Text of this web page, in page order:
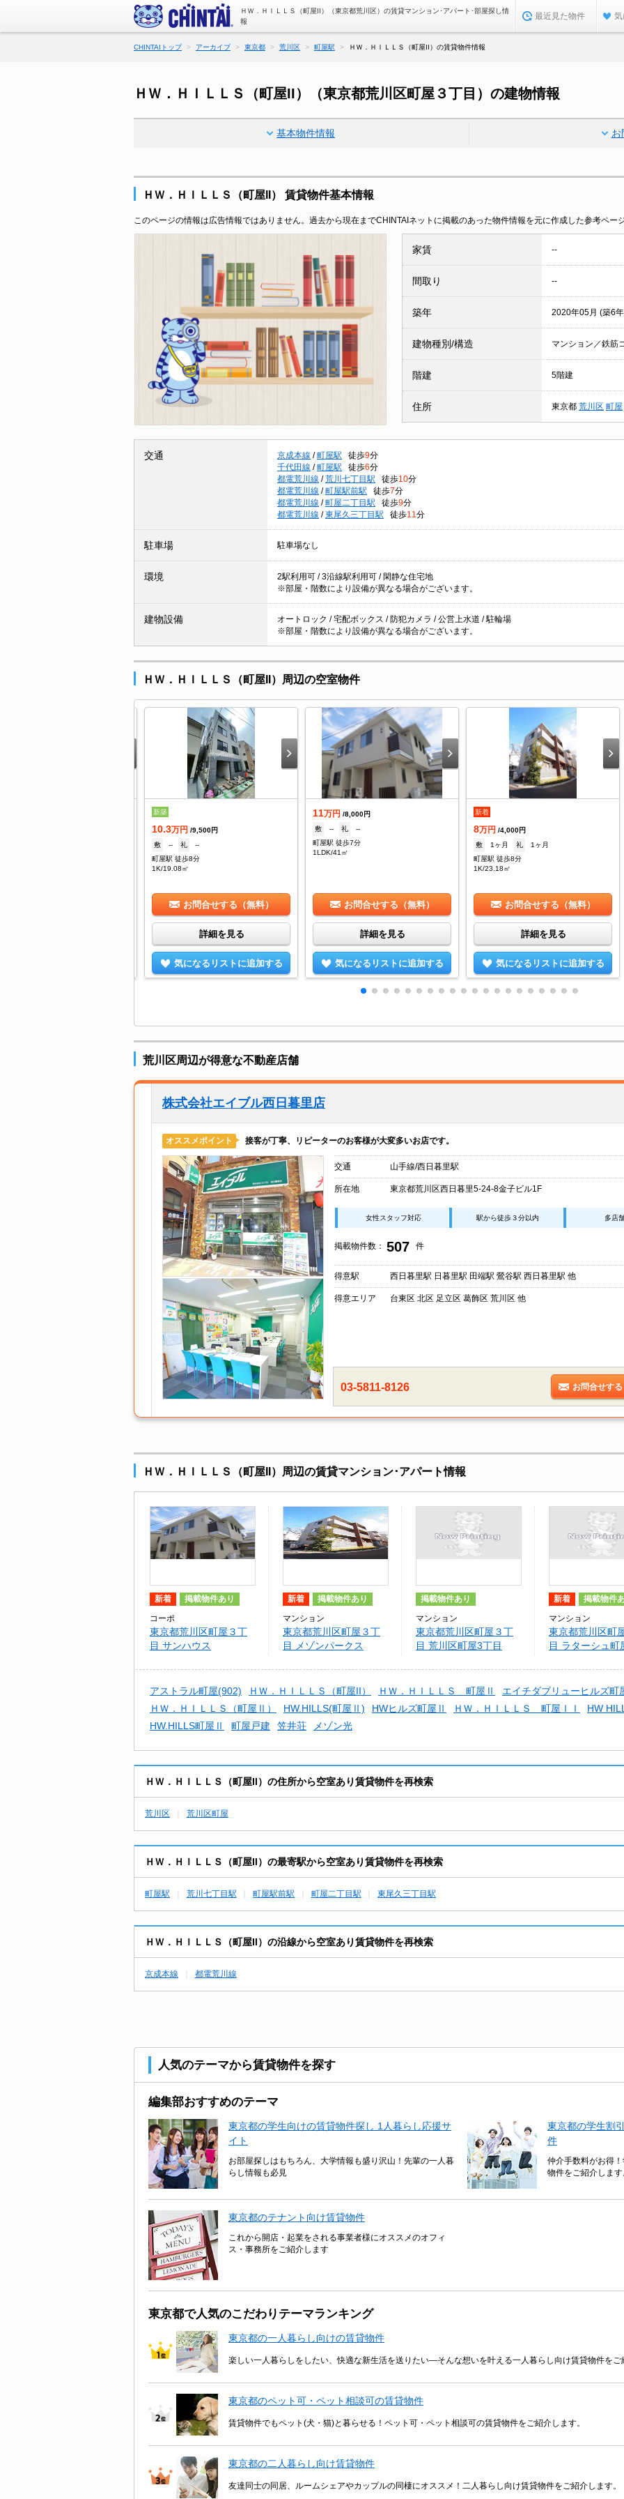
ＨＷ．ＨＩＬＬＳ（町屋II）（東京都荒川区）の賃貸マンション･アパート･部屋探し情
報
最近見た物件 気
CHINTAIトップ アーカイブ 東京都 荒川区 町屋駅 ＨＷ．ＨＩＬＬＳ（町屋II）の賃貸物件情報
ＨＷ．ＨＩＬＬＳ（町屋II）（東京都荒川区町屋３丁目）の建物情報
基本物件情報 お
ＨＷ．ＨＩＬＬＳ（町屋II） 賃貸物件基本情報
このページの情報は広告情報ではありません。過去から現在までCHINTAIネットに掲載のあった物件情報を元に作成した参考ページ
家賃 --
間取り --
築年 2020年05月 (築6
建物種別/構造 マンション／鉄筋
階建 5階建
住所 東京都 荒川区 町屋
交通 京成本線 / 町屋駅 徒歩9分
千代田線 / 町屋駅 徒歩6分
都電荒川線 / 荒川七丁目駅 徒歩10分
都電荒川線 / 町屋駅前駅 徒歩7分
都電荒川線 / 町屋二丁目駅 徒歩9分
都電荒川線 / 東尾久三丁目駅 徒歩11 分
駐車場 駐車場なし
環境
2駅利用可 / 3沿線駅利用可 / 閑静な住宅地
※部屋・階数により設備が異なる場合がございます。
建物設備
オートロック / 宅配ボックス / 防犯カメラ / 公営上水道 / 駐輪場
※部屋・階数により設備が異なる場合がございます。
ＨＷ．ＨＩＬＬＳ（町屋II）周辺の空室物件
新築
10.3万円 /9,500円
敷
-- 礼
--
町屋駅 徒歩8分
1K/19.08㎡
お問合せする（無料）
詳細を見る
気になるリストに追加する
11万円 /8,000円
敷
-- 礼
--
町屋駅 徒歩7分
1LDK/41㎡
お問合せする（無料）
詳細を見る
気になるリストに追加する
新着
8万円 /4,000円
敷
1ヶ月 礼
1ヶ月
町屋駅 徒歩8分
1K/23.18㎡
お問合せする（無料）
詳細を見る
気になるリストに追加する
荒川区周辺が得意な不動産店舗
株式会社エイブル西日暮里店
オススメポイント 接客が丁寧、リピーターのお客様が大変多いお店です。
交通 山手線/西日暮里駅
所在地 東京都荒川区西日暮里5-24-8金子ビル1F
女性スタッフ対応 駅から徒歩３分以内 多店
掲載物件数： 507 件
得意駅 西日暮里駅 日暮里駅 田端駅 鶯谷駅 西日暮里駅 他
得意エリア 台東区 北区 足立区 葛飾区 荒川区 他
03-5811-8126 お問合せする
ＨＷ．ＨＩＬＬＳ（町屋II）周辺の賃貸マンション･アパート情報
新着 掲載物件あり
コーポ
東京都荒川区町屋３丁
目 サンハウス
新着 掲載物件あり
マンション
東京都荒川区町屋３丁
目 メゾンパークス
掲載物件あり
マンション
東京都荒川区町屋３丁
目 荒川区町屋3丁目
新着 掲載物件
マンション
東京都荒川区町
目 ラターシュ町
アストラル町屋(902) ＨＷ．ＨＩＬＬＳ（町屋II） ＨＷ．ＨＩＬＬＳ 町屋Ⅱ エイチダブリューヒルズ町
ＨＷ．ＨＩＬＬＳ（町屋Ⅱ）
HW.HILLS(町屋Ⅱ) HWヒルズ町屋Ⅱ ＨＷ．ＨＩＬＬＳ 町屋ＩＩ HW
HW.HILLS町屋Ⅱ
町屋戸建 笠井荘 メゾン光
ＨＷ．ＨＩＬＬＳ（町屋II）の住所から空室あり賃貸物件を再検索
荒川区 荒川区町屋
ＨＷ．ＨＩＬＬＳ（町屋II）の最寄駅から空室あり賃貸物件を再検索
町屋駅 荒川七丁目駅 町屋駅前駅 町屋二丁目駅 東尾久三丁目駅
ＨＷ．ＨＩＬＬＳ（町屋II）の沿線から空室あり賃貸物件を再検索
京成本線 都電荒川線
人気のテーマから賃貸物件を探す
編集部おすすめのテーマ
東京都の学生向けの賃貸物件探し 1人暮らし応援サ
イト
お部屋探しはもちろん、大学情報も盛り沢山！先輩の一人暮
らし情報も必見
東京都の学生割
件
仲介手数料がお得
物件をご紹介します
東京都のテナント向け賃貸物件
これから開店・起業をされる事業者様にオススメのオフィ
ス・事務所をご紹介します
東京都で人気のこだわりテーマランキング
東京都の一人暮らし向けの賃貸物件
楽しい一人暮らしをしたい、快適な新生活を送りたい―そんな想いを叶える一人暮らし向け賃貸物件をご
東京都のペット可・ペット相談可の賃貸物件
賃貸物件でもペット(犬・猫)と暮らせる！ペット可・ペット相談可の賃貸物件をご紹介します。
東京都の二人暮らし向け賃貸物件
友達同士の同居、ルームシェアやカップルの同棲にオススメ！二人暮らし向け賃貸物件をご紹介します。